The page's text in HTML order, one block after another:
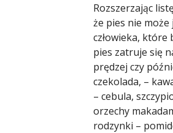
Rozszerzając
że pies nie
człowieka, które
pies zatruje się
prędzej czy
czekolada, –
– cebula,
orzechy
rodzynki –